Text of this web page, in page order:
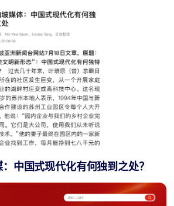
中国式现代化有何独到之处？